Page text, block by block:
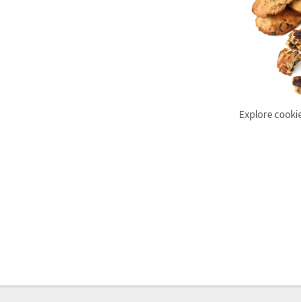
Explore